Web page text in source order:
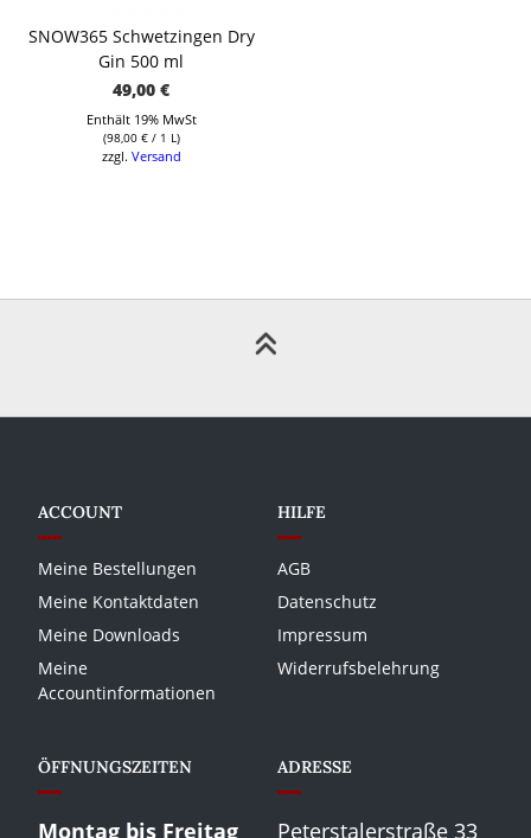
SNOW365 Schwetzingen Dry
Gin 500 ml
49,00€
Enthält 19% MwSt
(98,00 €/ 1 L)
zzgl. Versand
ACCOUNT
Meine Bestellungen
Meine Kontaktdaten
Meine Downloads
Meine
Accountinformationen
HILFE
AGB
Datenschutz
Impressum
Widerrufsbelehrung
ÖFFNUNGSZEITEN
Montag bis Freitag
ADRESSE
Peterstalerstraße 33